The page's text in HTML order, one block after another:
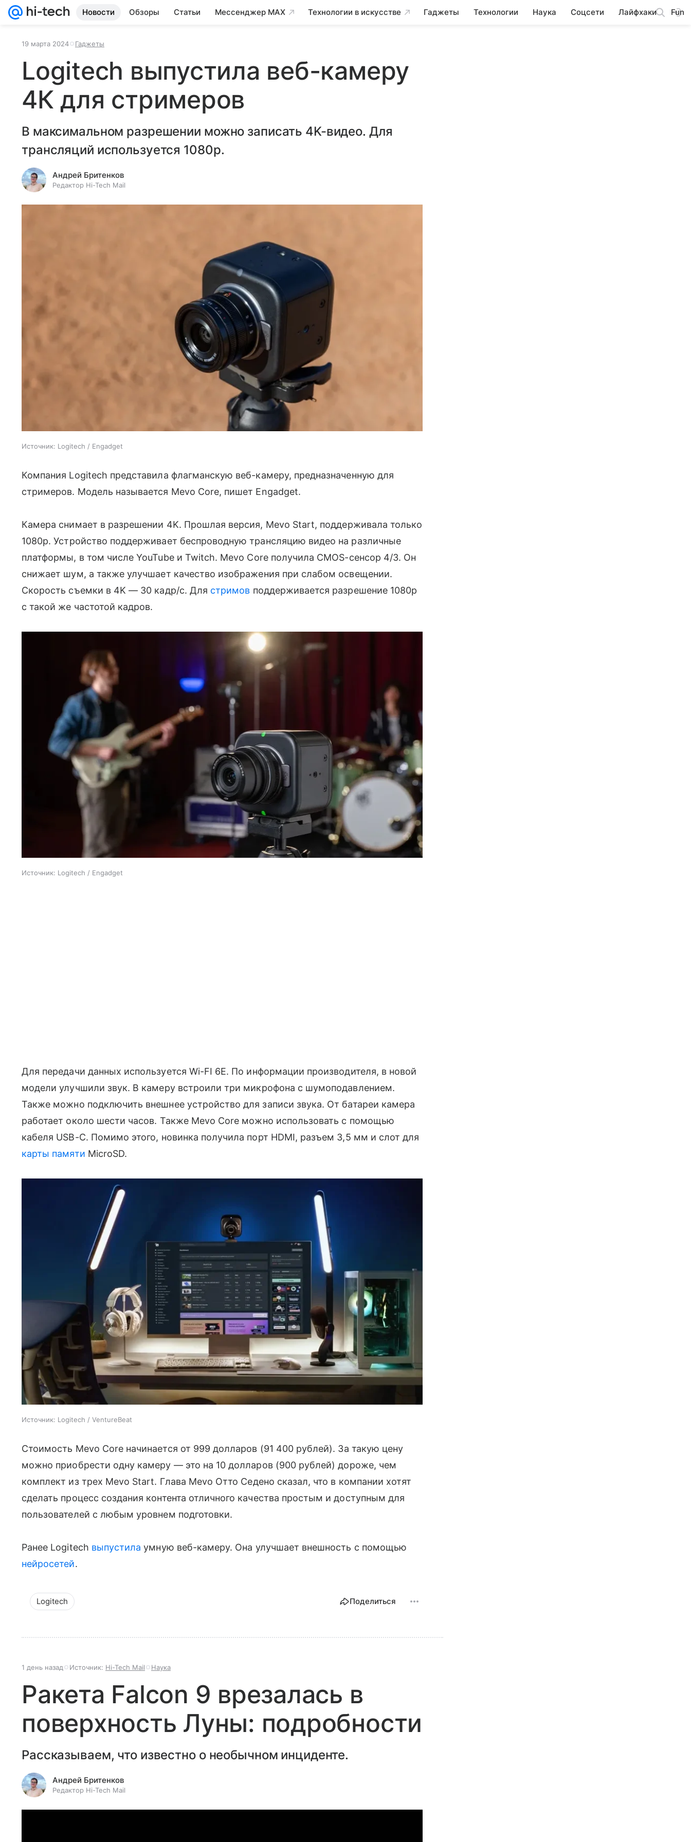
Новости Обзоры Статьи Мессенджер MAX Технологии в искусстве Гаджеты Технологии Наука Соцсети Лайфхаки Fun
19 марта 2024 Гаджеты
Logitech выпустила веб-камеру
4К для стримеров
В максимальном разрешении можно записать 4K-видео. Для
трансляций используется 1080p.
Андрей Бритенков
Редактор Hi-Tech Mail
Источник: Logitech / Engadget
Компания Logitech представила флагманскую веб-камеру, предназначенную для
стримеров. Модель называется Mevo Core, пишет Engadget.
Камера снимает в разрешении 4K. Прошлая версия, Mevo Start, поддерживала только
1080p. Устройство поддерживает беспроводную трансляцию видео на различные
платформы, в том числе YouTube и Twitch. Mevo Core получила CMOS-сенсор 4/3. Он
снижает шум, а также улучшает качество изображения при слабом освещении.
Скорость съемки в 4K — 30 кадр/с. Для стримов поддерживается разрешение 1080p
с такой же частотой кадров.
Источник: Logitech / Engadget
Для передачи данных используется Wi-FI 6E. По информации производителя, в новой
модели улучшили звук. В камеру встроили три микрофона с шумоподавлением.
Также можно подключить внешнее устройство для записи звука. От батареи камера
работает около шести часов. Также Mevo Core можно использовать с помощью
кабеля USB-C. Помимо этого, новинка получила порт HDMI, разъем 3,5 мм и слот для
карты памяти MicroSD.
Источник: Logitech / VentureBeat
Стоимость Mevo Core начинается от 999 долларов (91 400 рублей). За такую цену
можно приобрести одну камеру — это на 10 долларов (900 рублей) дороже, чем
комплект из трех Mevo Start. Глава Mevo Отто Седено сказал, что в компании хотят
сделать процесс создания контента отличного качества простым и доступным для
пользователей с любым уровнем подготовки.
Ранее Logitech выпустила умную веб-камеру. Она улучшает внешность с помощью
нейросетей.
Logitech Поделиться
1 день назад Источник: Hi-Tech Mail Наука
Ракета Falcon 9 врезалась в
поверхность Луны: подробности
Рассказываем, что известно о необычном инциденте.
Андрей Бритенков
Редактор Hi-Tech Mail